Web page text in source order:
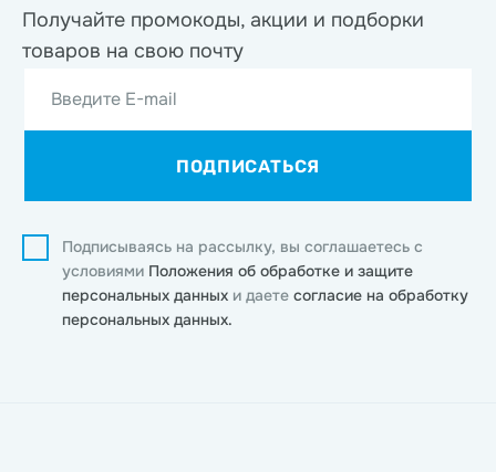
Получайте промокоды, акции и подборки
товаров на свою почту
Введите E-mail
ПОДПИСАТЬСЯ
Подписываясь на рассылку, вы соглашаетесь с
условиями Положения об обработке и защите
персональных данных и даете согласие на обработку
персональных данных.